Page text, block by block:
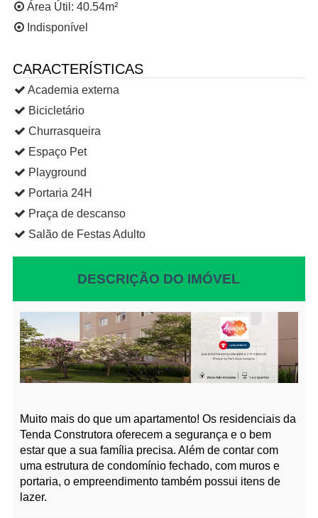
Área Útil: 40.54m²
Indisponível
CARACTERÍSTICAS
Academia externa
Bicicletário
Churrasqueira
Espaço Pet
Playground
Portaria 24H
Praça de descanso
Salão de Festas Adulto
DESCRIÇÃO DO IMÓVEL
Muito mais do que um apartamento! Os residenciais da
Tenda Construtora oferecem a segurança e o bem
estar que a sua família precisa. Além de contar com
uma estrutura de condomínio fechado, com muros e
portaria, o empreendimento também possui itens de
lazer.